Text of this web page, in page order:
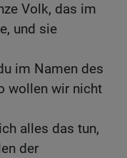
Volk, das im
und sie
im Namen des
wollen wir nicht
alles das tun,
der